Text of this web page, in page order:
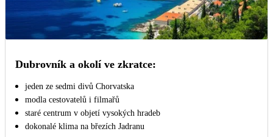
Dubrovník a okolí ve zkratce:
jeden ze sedmi divů Chorvatska
modla cestovatelů i filmařů
staré centrum v objetí vysokých hradeb
dokonalé klima na březích Jadranu